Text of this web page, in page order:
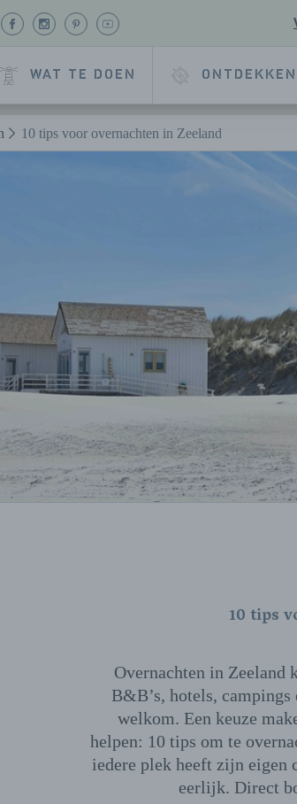
BEKIJK
PAGINA
BEKIJK
PAGINA
BEKIJK
PAGINA
BEKIJK
PAGINA
WAT TE DOEN ONTDEKKEN
10 tips voor overnachten in Zeeland
10 tips
Overnachten in Zeeland
B&B’s, hotels,
welkom. Een keuze
helpen: 10 tips om te
iedere plek heeft zijn eigen
eerlijk. Direct